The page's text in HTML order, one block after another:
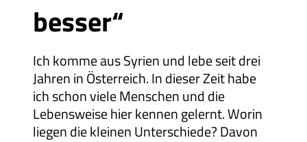
besser“
Ich komme aus Syrien und lebe seit drei
Jahren in Österreich. In dieser Zeit habe
ich schon viele Menschen und die
Lebensweise hier kennen gelernt. Worin
liegen die kleinen Unterschiede? Davon